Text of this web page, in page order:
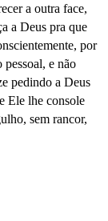
a outra face,
a Deus pra que
por
e não
pedindo a Deus
Ele lhe console
sem rancor,